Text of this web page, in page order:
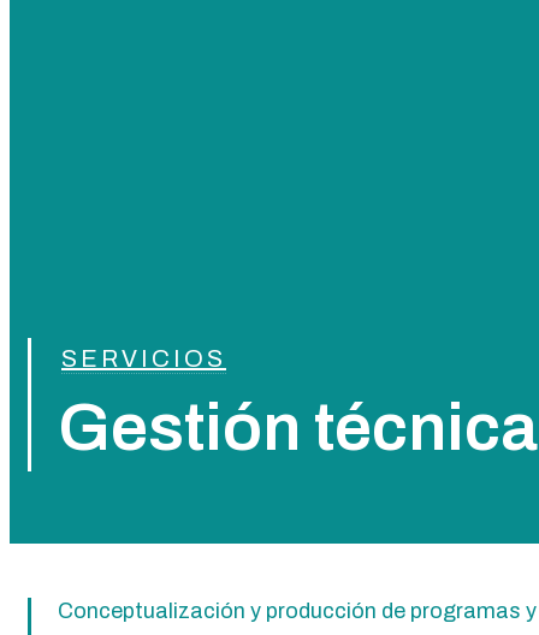
SERVICIOS
Gestión
Conceptualización y producción de programas